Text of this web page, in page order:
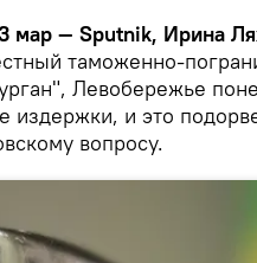
— Sputnik, Ирина
таможенно-
Левобережье
издержки, и это
вопросу.